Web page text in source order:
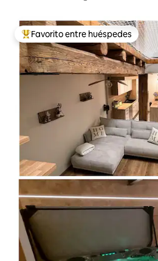
Favorito entre huéspedes preferido
Favorito entre huéspedes